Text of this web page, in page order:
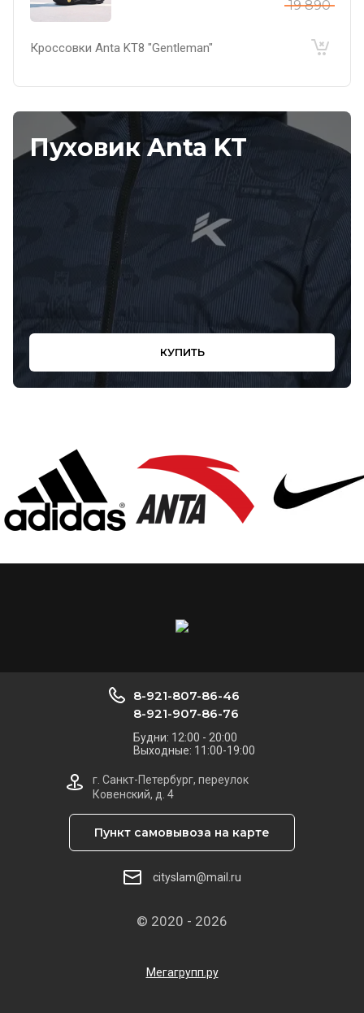
19 890
Кроссовки Anta KT8 "Gentleman"
Пуховик Anta KT
КУПИТЬ
© 2020 - 2026
8-921-807-86-46
8-921-907-86-76
Будни: 12:00 - 20:00
Выходные: 11:00-19:00
г. Санкт-Петербург, переулок
Ковенский, д. 4
Пункт самовывоза на карте
cityslam@mail.ru
Мегагрупп.ру